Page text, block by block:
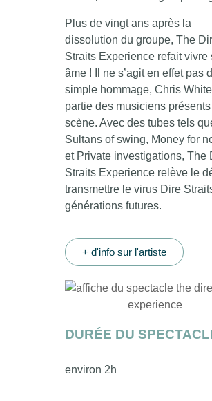
Plus de vingt ans après la
dissolution du groupe, The
Straits Experience refait vivre
âme ! Il ne s’agit en effet pas
simple hommage, Chris
partie des musiciens
scène. Avec des tubes tels
Sultans of swing, Money for
et Private investigations, The
Straits Experience relève le
transmettre le virus Dire
générations futures.
+ d'info sur l'artiste
DURÉE DU
environ 2h